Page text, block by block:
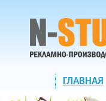
ГЛАВНАЯ